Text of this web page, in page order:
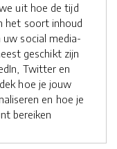
uit hoe de tijd
het soort inhoud
social media-
geschikt zijn
Twitter en
hoe je jouw
en hoe je
bereiken